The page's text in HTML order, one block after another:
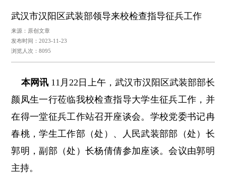
武汉市汉阳区武装部领导来校检查指导征兵工作
来源：原创文章
发布时间：2023-11-23
浏览人次：8095
本网讯 11月22日上午，武汉市汉阳区武装部部长
颜凤生一行莅临我校检查指导大学生征兵工作，并
在得一堂征兵工作站召开座谈会。学校党委书记冉
春桃，学生工作部（处）、人民武装部部（处）长
郭明，副部（处）长杨倩倩参加座谈。会议由郭明
主持。